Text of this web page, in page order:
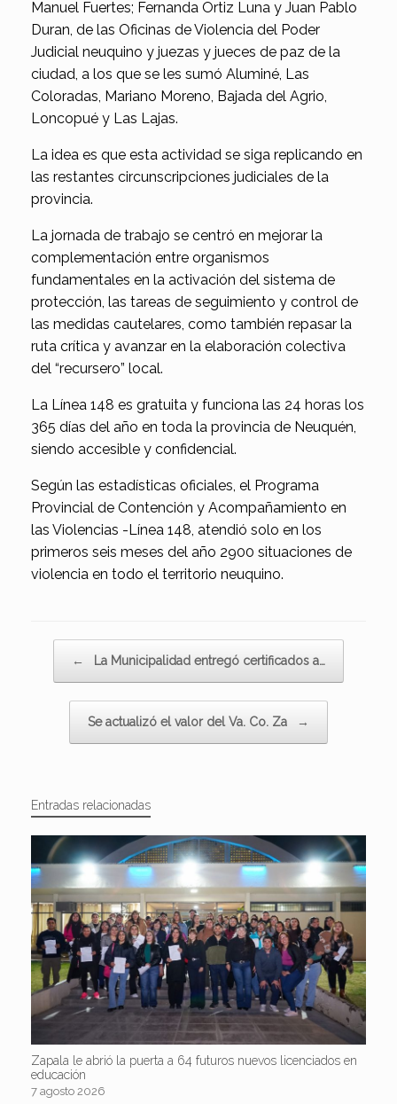
Manuel Fuertes; Fernanda Ortiz Luna y Juan Pablo
Duran, de las Oficinas de Violencia del Poder
Judicial neuquino y juezas y jueces de paz de la
ciudad, a los que se les sumó Aluminé, Las
Coloradas, Mariano Moreno, Bajada del Agrio,
Loncopué y Las Lajas.
La idea es que esta actividad se siga replicando en
las restantes circunscripciones judiciales de la
provincia.
La jornada de trabajo se centró en mejorar la
complementación entre organismos
fundamentales en la activación del sistema de
protección, las tareas de seguimiento y control de
las medidas cautelares, como también repasar la
ruta crítica y avanzar en la elaboración colectiva
del “recursero” local.
La Línea 148 es gratuita y funciona las 24 horas los
365 días del año en toda la provincia de Neuquén,
siendo accesible y confidencial.
Según las estadísticas oficiales, el Programa
Provincial de Contención y Acompañamiento en
las Violencias -Línea 148, atendió solo en los
primeros seis meses del año 2900 situaciones de
violencia en todo el territorio neuquino.
← La Municipalidad entregó certificados a…
Se actualizó el valor del Va. Co. Za →
Entradas relacionadas
Zapala le abrió la puerta a 64 futuros nuevos licenciados en
educación
7 agosto 2026